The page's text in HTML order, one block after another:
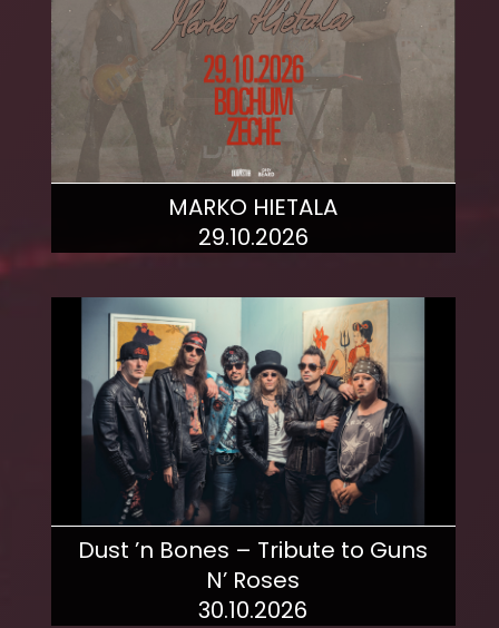
MARKO HIETALA
29.10.2026
Dust ’n Bones – Tribute to Guns
N’ Roses
30.10.2026